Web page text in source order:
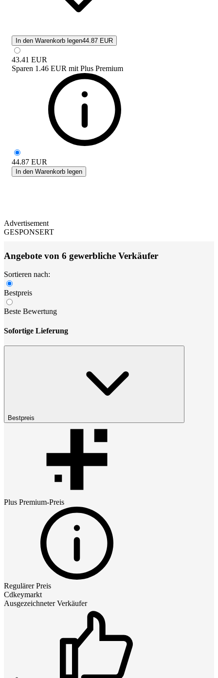
In den Warenkorb legen44.87 EUR
43.41 EUR
Sparen 1.46 EUR mit Plus Premium
44.87 EUR
In den Warenkorb legen
Advertisement
GESPONSERT
Angebote von 6 gewerbliche Verkäufer
Sortieren nach:
Bestpreis
Beste Bewertung
Sofortige Lieferung
Bestpreis
Plus Premium-Preis
Regulärer Preis
Cdkeymarkt
Ausgezeichneter Verkäufer